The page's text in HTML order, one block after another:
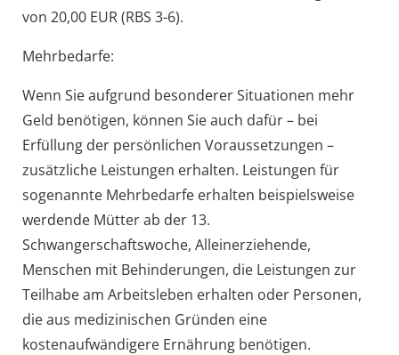
von 20,00 EUR (RBS 3-6).
Mehrbedarfe:
Wenn Sie aufgrund besonderer Situationen mehr
Geld benötigen, können Sie auch dafür – bei
Erfüllung der persönlichen Voraussetzungen –
zusätzliche Leistungen erhalten. Leistungen für
sogenannte Mehrbedarfe erhalten beispielsweise
werdende Mütter ab der 13.
Schwangerschaftswoche, Alleinerziehende,
Menschen mit Behinderungen, die Leistungen zur
Teilhabe am Arbeitsleben erhalten oder Personen,
die aus medizinischen Gründen eine
kostenaufwändigere Ernährung benötigen.